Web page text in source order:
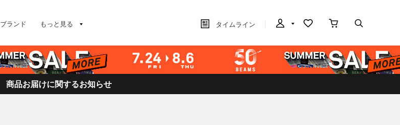
ブランド もっと見る タイムライン
商品お届けに関するお知らせ